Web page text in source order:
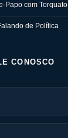
Papo com Torquato
de Política
CONOSCO